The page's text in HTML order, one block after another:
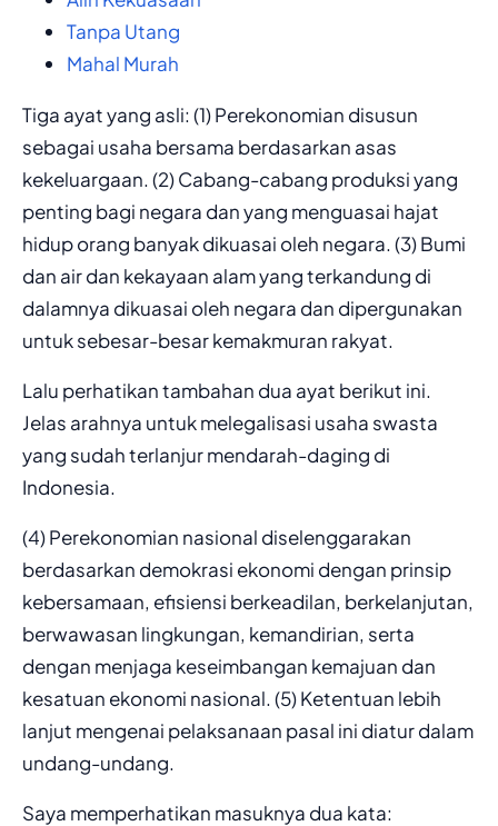
Tanpa Utang
Mahal Murah
Tiga ayat yang asli: (1) Perekonomian disusun
sebagai usaha bersama berdasarkan asas
kekeluargaan. (2) Cabang-cabang produksi yang
penting bagi negara dan yang menguasai hajat
hidup orang banyak dikuasai oleh negara. (3) Bumi
dan air dan kekayaan alam yang terkandung di
dalamnya dikuasai oleh negara dan dipergunakan
untuk sebesar-besar kemakmuran rakyat.
Lalu perhatikan tambahan dua ayat berikut ini.
Jelas arahnya untuk melegalisasi usaha swasta
yang sudah terlanjur mendarah-daging di
Indonesia.
(4) Perekonomian nasional diselenggarakan
berdasarkan demokrasi ekonomi dengan prinsip
kebersamaan, efisiensi berkeadilan, berkelanjutan,
berwawasan lingkungan, kemandirian, serta
dengan menjaga keseimbangan kemajuan dan
kesatuan ekonomi nasional. (5) Ketentuan lebih
lanjut mengenai pelaksanaan pasal ini diatur dalam
undang-undang.
Saya memperhatikan masuknya dua kata: